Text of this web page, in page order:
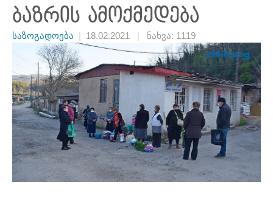
ბაზრის ამოქმედება
საზოგადოება 18.02.2021 ნახვა: 1119